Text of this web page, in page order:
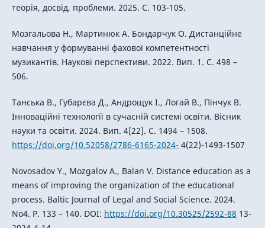
теорія, досвід, проблеми. 2025. С. 103-105.
Мозгальова Н., Мартинюк А. Бондарчук О. Дистанційне
навчання у формуванні фахової компетентності
музикантів. Наукові перспективи. 2022. Вип. 1. С. 498 –
506.
Танська В., Губарєва Д., Андрощук І., Логай В., Пінчук В.
Інноваційні технології в сучасній системі освіти. Вісник
науки та освіти. 2024. Вип. 4[22]. С. 1494 – 1508.
https://doi.org/10.52058/2786-6165-2024- 4(22)-1493-1507
Novosadov Y., Mozgalov A., Balan V. Distance education as a
means of improving the organization of the educational
process. Baltic Journal of Legal and Social Science. 2024.
No4. Р. 133 – 140. DOI: https://doi.org/10.30525/2592-88 13-